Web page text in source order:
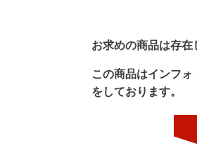
お求めの商品は存在
この商品はインフ
をしております。